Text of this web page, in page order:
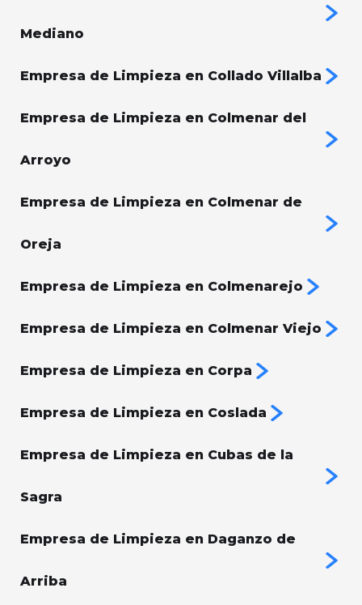
Mediano
Empresa de Limpieza en Collado Villalba
Empresa de Limpieza en Colmenar del
Arroyo
Empresa de Limpieza en Colmenar de
Oreja
Empresa de Limpieza en Colmenarejo
Empresa de Limpieza en Colmenar Viejo
Empresa de Limpieza en Corpa
Empresa de Limpieza en Coslada
Empresa de Limpieza en Cubas de la
Sagra
Empresa de Limpieza en Daganzo de
Arriba